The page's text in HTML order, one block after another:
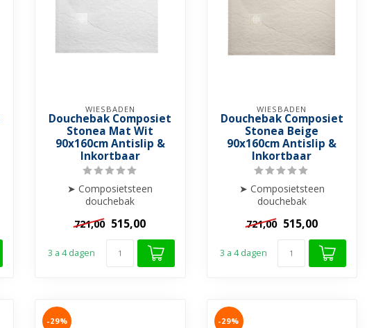
WIESBADEN
Douchebak Composiet
Stonea Mat Wit
90x160cm Antislip &
Inkortbaar
➤ Composietsteen
douchebak
➤ Krasvrij & Stootbestendig
➤ Inkortba...
721,00 515,00
3 a 4 dagen
WIESBADEN
Douchebak Composiet
Stonea Beige
90x160cm Antislip &
Inkortbaar
➤ Composietsteen
douchebak
➤ Krasvrij & Stootbestendig
➤ Inkortba...
721,00 515,00
3 a 4 dagen
-29% -29%